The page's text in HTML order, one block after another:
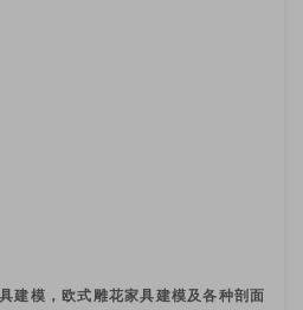
建模，欧式雕花家具建模及各种剖面